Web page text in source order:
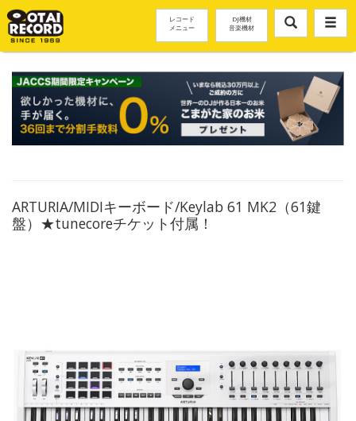
レコード
メニュー
DJ機材
音楽機材
ARTURIA/MIDIキーボード/Keylab 61 MK2（61鍵
盤）★tunecoreチケット付属！